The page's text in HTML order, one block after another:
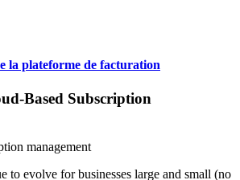
la plateforme de facturation
Based Subscription
to evolve for businesses large and small (no